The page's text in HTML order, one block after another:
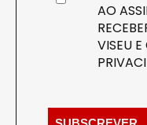
AO
VISEU